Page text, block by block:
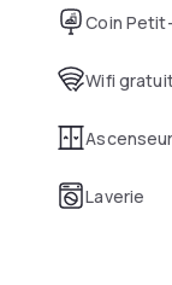
Coin
Wifi
Ascenseur
Laverie